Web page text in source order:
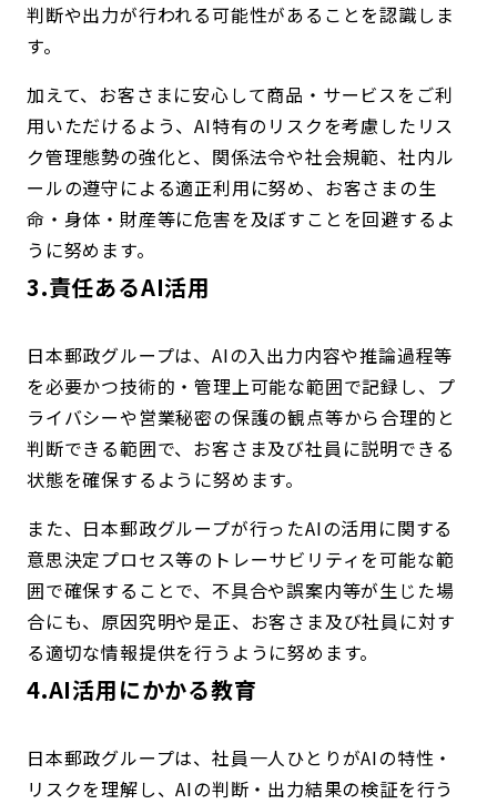
判断や出力が行われる可能性があることを認識しま
す。
加えて、お客さまに安心して商品・サービスをご利
用いただけるよう、AI特有のリスクを考慮したリス
ク管理態勢の強化と、関係法令や社会規範、社内ル
ールの遵守による適正利用に努め、お客さまの生
命・身体・財産等に危害を及ぼすことを回避するよ
うに努めます。
3.責任あるAI活用
日本郵政グループは、AIの入出力内容や推論過程等
を必要かつ技術的・管理上可能な範囲で記録し、プ
ライバシーや営業秘密の保護の観点等から合理的と
判断できる範囲で、お客さま及び社員に説明できる
状態を確保するように努めます。
また、日本郵政グループが行ったAIの活用に関する
意思決定プロセス等のトレーサビリティを可能な範
囲で確保することで、不具合や誤案内等が生じた場
合にも、原因究明や是正、お客さま及び社員に対す
る適切な情報提供を行うように努めます。
4.AI活用にかかる教育
日本郵政グループは、社員一人ひとりがAIの特性・
リスクを理解し、AIの判断・出力結果の検証を行う